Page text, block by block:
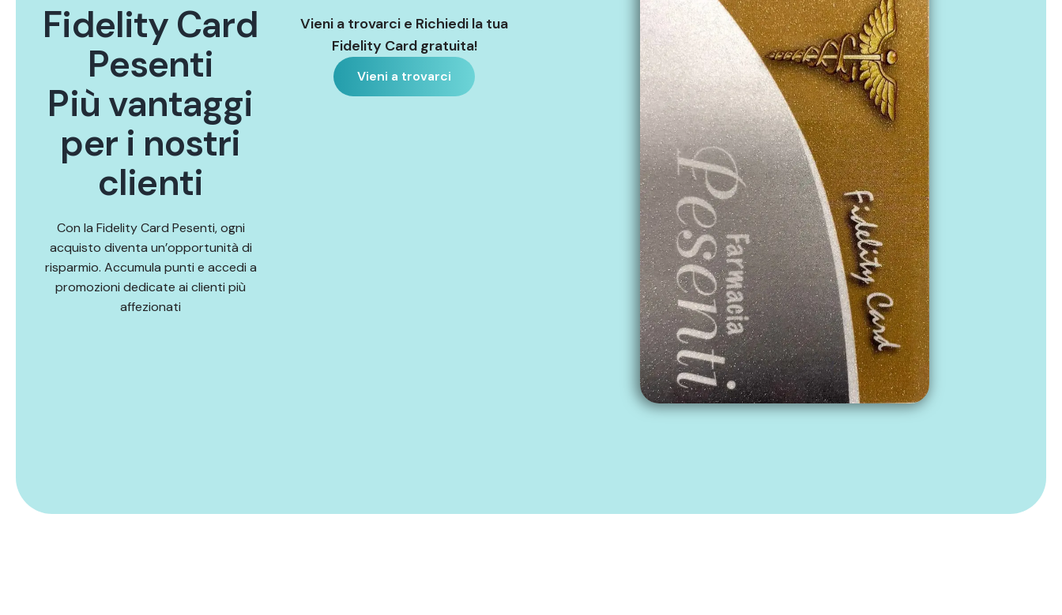
Fidelity Card
Pesenti
Più vantaggi
per i nostri
clienti
Con la Fidelity Card Pesenti, ogni
acquisto diventa un’opportunità di
risparmio. Accumula punti e accedi a
promozioni dedicate ai clienti più
affezionati
Vieni a trovarci e Richiedi la tua
Fidelity Card gratuita!
Vieni a trovarci